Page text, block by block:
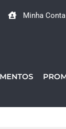
Minha Conta